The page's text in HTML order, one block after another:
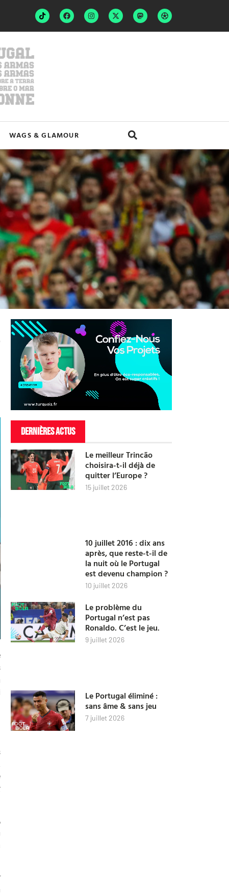
WAGS & GLAMOUR
DERNIÈRES ACTUS
Le meilleur Trincão
choisira-t-il déjà de
quitter l’Europe ?
15 juillet 2026
10 juillet 2016 : dix ans
après, que reste-t-il de
la nuit où le Portugal
est devenu champion ?
10 juillet 2026
Le problème du
Portugal n’est pas
Ronaldo. C’est le jeu.
9 juillet 2026
Le Portugal éliminé :
sans âme & sans jeu
7 juillet 2026